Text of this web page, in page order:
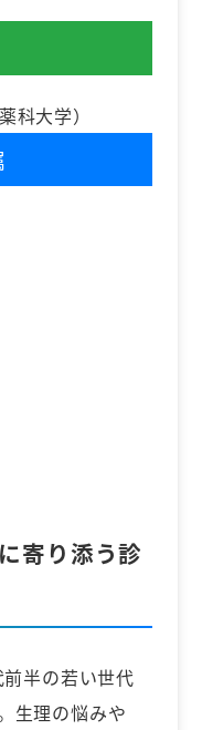
科大学）
寄り添う診
半の若い世代
生理の悩みや